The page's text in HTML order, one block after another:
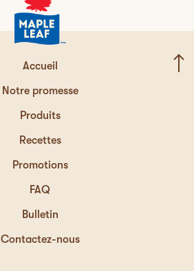
Accueil
Notre promesse
Produits
Recettes
Promotions
FAQ
Bulletin
Contactez-nous